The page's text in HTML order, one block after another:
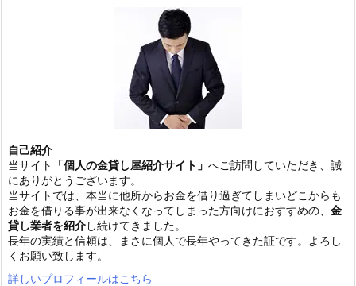
自己紹介
当サイト
「個人の金貸し屋紹介サイト」 へご訪問していただき、誠
にありがとうございます。
当サイトでは、本当に他所からお金を借り過ぎてしまいどこからも
お金を借りる事が出来なくなってしまった方向けにおすすめの、 金
貸し業者を紹介し続けてきました。
長年の実績と信頼は、まさに個人で長年やってきた証です。よろし
くお願い致します。
詳しいプロフィールはこちら